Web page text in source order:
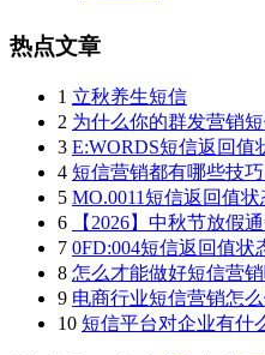
热点文章
1 立秋养生短信
2 为什么你的群发营销
3 E:WORDS短信返回
4 短信营销都有哪些技巧
5 MO.0011短信返回值
6
【2026】中秋节放假
7 0FD:004短信返回值
8 怎么才能做好短信营销
9 电商行业短信营销怎么
10 短信平台对企业有什